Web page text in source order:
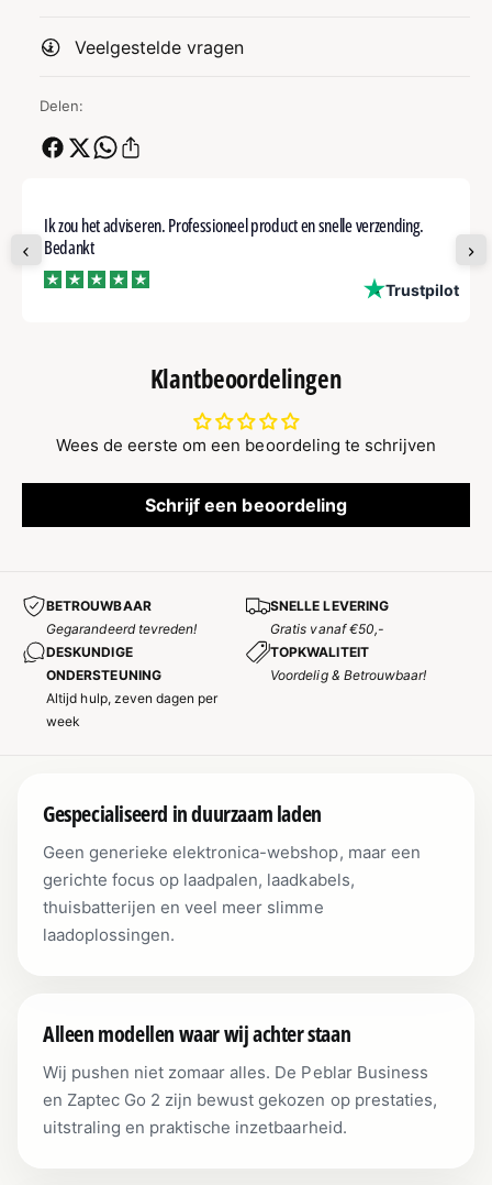
Veelgestelde vragen
Delen:
Ik zou het adviseren. Professioneel product en snelle verzending.
Bedankt
Trustpilot
Klantbeoordelingen
Wees de eerste om een beoordeling te schrijven
Schrijf een beoordeling
BETROUWBAAR
Gegarandeerd tevreden!
SNELLE LEVERING
Gratis vanaf €50,-
DESKUNDIGE
ONDERSTEUNING
Altijd hulp, zeven dagen per
week
TOPKWALITEIT
Voordelig & Betrouwbaar!
Gespecialiseerd in duurzaam laden
Geen generieke elektronica-webshop, maar een
gerichte focus op laadpalen, laadkabels,
thuisbatterijen en veel meer slimme
laadoplossingen.
Alleen modellen waar wij achter staan
Wij pushen niet zomaar alles. De Peblar Business
en Zaptec Go 2 zijn bewust gekozen op prestaties,
uitstraling en praktische inzetbaarheid.